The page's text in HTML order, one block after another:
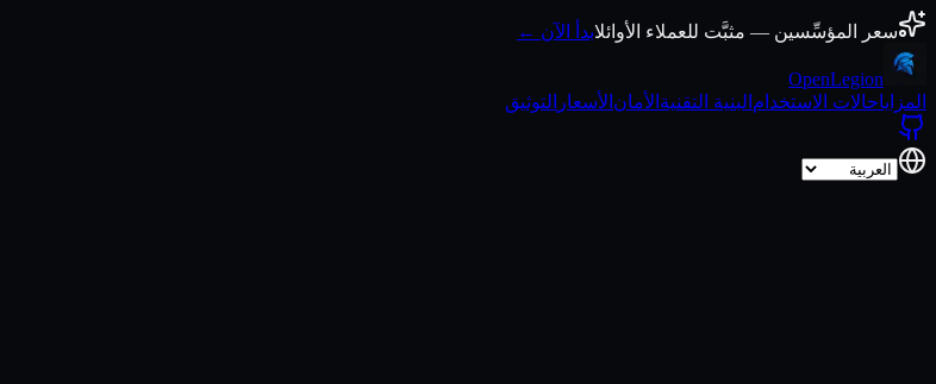
انتقل إلى المحتوى
سعر المؤسِّسين — مثبَّت للعملاء الأوائلابدأ الآن ←
OpenLegion
المزاياحالات الاستخدام البنية التقنية الأمان الأسعار التوثيق